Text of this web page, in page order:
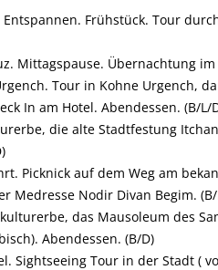
Frühstück. Tour
Mittagspause. Übernachtung im
Tour in Kohne Urgench,
In am Hotel. Abendessen. (B/L/
die alte Stadtfestung
Picknick auf dem Weg am
Medresse Nodir Divan Begim.
das Mausoleum des
Abendessen. (B/D)
Sightseeing Tour in der Stadt (